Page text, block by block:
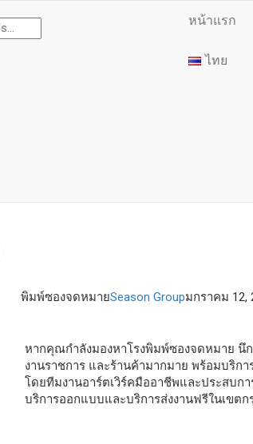
หน้าแรก
ไทย
พิมพ์ซองจดหมายSeason Groupมกราคม 12,
หากคุณกำลังมองหาโรงพิมพ์ซองจดหมาย นึ
งานราชการ และร้านค้ามากมาย พร้อมบริ
โดยทีมงานอาร์ตเวิร์คมืออาชีพและประสบก
บริการออกแบบและบริการส่งงานฟรีในเขต